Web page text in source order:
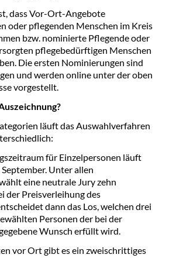
dass Vor-Ort-Angebote
oder pflegenden Menschen im Kreis
bzw. nominierte Pflegende oder
pflegebedürftigen Menschen
Die ersten Nominierungen sind
und werden online unter der oben
vorgestellt.
läuft das Auswahlverfahren
für Einzelpersonen läuft
Unter allen
eine neutrale Jury zehn
der Preisverleihung des
dann das Los, welchen drei
Personen der bei der
Wunsch erfüllt wird.
vor Ort gibt es ein zweischrittiges